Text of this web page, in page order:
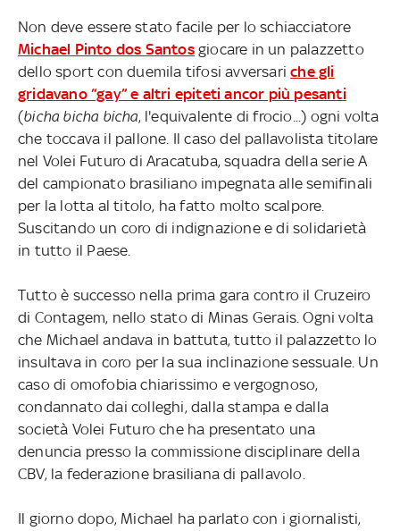
Non deve essere stato facile per lo schiacciatore
Michael Pinto dos Santosgiocare in un palazzetto
dello sport con duemila tifosi avversariche gli
gridavano “gay” e altri epiteti ancor più pesanti
(bicha bicha bicha, l'equivalente di frocio...) ogni volta
che toccava il pallone. Il caso del pallavolista titolare
nel Volei Futuro di Aracatuba, squadra della serie A
del campionato brasiliano impegnata alle semifinali
per la lotta al titolo, ha fatto molto scalpore.
Suscitando un coro di indignazione e di solidarietà
in tutto il Paese.
Tutto è successo nella prima gara contro il Cruzeiro
di Contagem, nello stato di Minas Gerais. Ogni volta
che Michael andava in battuta, tutto il palazzetto lo
insultava in coro per la sua inclinazione sessuale. Un
caso di omofobia chiarissimo e vergognoso,
condannato dai colleghi, dalla stampa e dalla
società Volei Futuro che ha presentato una
denuncia presso la commissione disciplinare della
CBV, la federazione brasiliana di pallavolo.
Il giorno dopo, Michael ha parlato con i giornalisti,